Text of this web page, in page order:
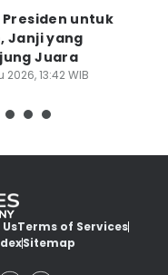
Presiden untuk
Janji yang
Juara
2026, 13:42 WIB
Terms of Services
Sitemap